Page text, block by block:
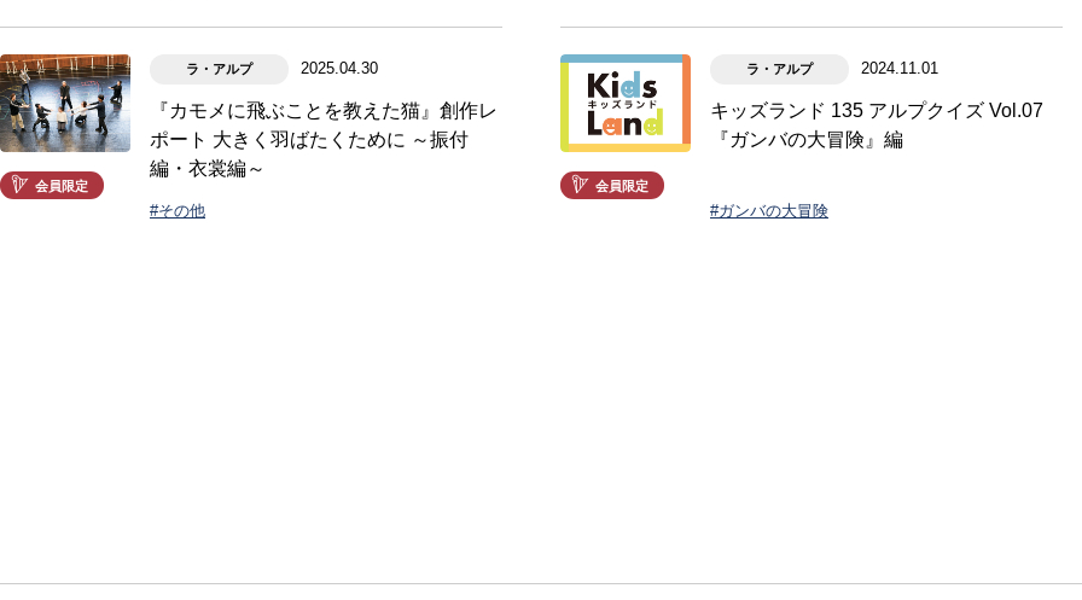
会員限定
ラ・アルプ 2025.04.30
『カモメに飛ぶことを教えた猫』創作レ
ポート 大きく羽ばたくために ～振付
編・衣裳編～
#その他
会員限定
ラ・アルプ 2024.11.01
キッズランド 135 アルプクイズ Vol.07
『ガンバの大冒険』編
#ガンバの大冒険